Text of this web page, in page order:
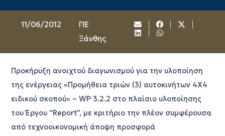
11/06/2012
ΠΕ
Ξάνθης
Προκήρυξη ανοιχτού διαγωνισμού για την υλοποίηση
της ενέργειας «Προμήθεια τριών (3) αυτοκινήτων 4Χ4
ειδικού σκοπού» – WP 3.2.2 στο πλαίσιο υλοποίησης
του Έργου “Report”, με κριτήριο την πλέον συμφέρουσα
από τεχνοοικονομική άποψη προσφορά